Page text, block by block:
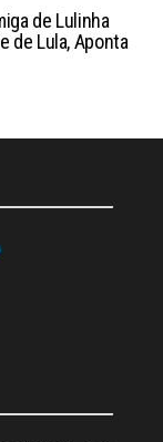
de Lulinha
de Lula, Aponta